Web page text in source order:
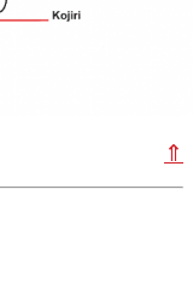
⇑